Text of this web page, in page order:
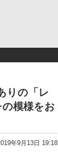
りの「レ
模様をお
年9月13日 19:18